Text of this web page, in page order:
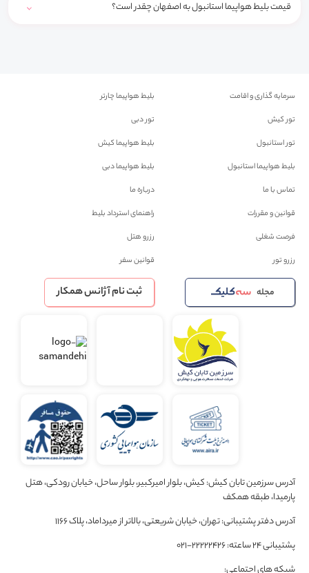
قیمت بلیط هواپیما استانبول به اصفهان چقدر است؟
سرمایه گذاری و اقامت
بلیط هواپیما چارتر
تور کیش
تور دبی
تور استانبول
بلیط هواپیما کیش
بلیط هواپیما استانبول
بلیط هواپیما دبی
تماس با ما
درباره ما
قوانین و مقررات
راهنمای استرداد بلیط
فرصت شغلی
رزرو هتل
رزرو تور
قوانین سفر
مجله ثبت نام آژانس همکار
آدرس سرزمین تابان کیش: کیش، بلوار امیرکبیر، بلوار ساحل، خیابان رودکی، هتل
پارمیدا، طبقه همکف
آدرس دفتر پشتیبانی: تهران، خیابان شریعتی، بالاتر از میرداماد، پلاک 1166
پشتیبانی 24 ساعته: 22222426-021
شبکه های اجتماعی: